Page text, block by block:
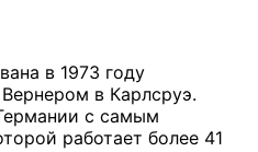
в 1973 году
в Карлсруэ.
с самым
работает более 41